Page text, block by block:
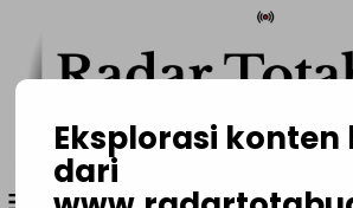
konten
Eksplorasi konten
dari